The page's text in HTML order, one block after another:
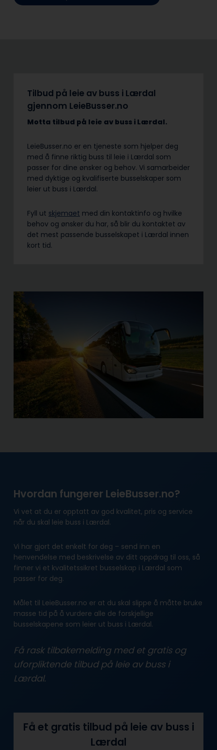
Tilbud på leie av buss i Lærdal
gjennom LeieBusser.no
Motta tilbud på leie av buss i Lærdal.
LeieBusser.no er en tjeneste som hjelper deg
med å finne riktig buss til leie i Lærdal som
passer for dine ønsker og behov. Vi samarbeider
med dyktige og kvalifiserte busselskaper som
leier ut buss i Lærdal.
Fyll ut skjemaet med din kontaktinfo og hvilke
behov og ønsker du har, så blir du kontaktet av
det mest passende busselskapet i Lærdal innen
kort tid.
Hvordan fungerer LeieBusser.no?
Vi vet at du er opptatt av god kvalitet, pris og service
når du skal leie buss i Lærdal.
Vi har gjort det enkelt for deg – send inn en
henvendelse med beskrivelse av ditt oppdrag til oss, så
finner vi et kvalitetssikret busselskap i Lærdal som
passer for deg.
Målet til LeieBusser.no er at du skal slippe å måtte bruke
masse tid på å vurdere alle de forskjellige
busselskapene som leier ut buss i Lærdal.
Få rask tilbakemelding med et gratis og
uforpliktende tilbud på leie av buss i
Lærdal.
Få et gratis tilbud på leie av buss i
Lærdal